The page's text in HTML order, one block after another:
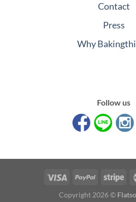
Contact
Press
Why
Follow us
Copyright 2026 ©